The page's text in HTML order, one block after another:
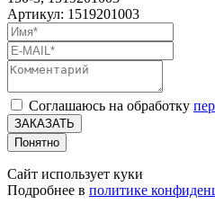
Артикул: 1519201003
Соглашаюсь на обработку
ЗАКАЗАТЬ
Понятно
Сайт использует куки
Подробнее в политике